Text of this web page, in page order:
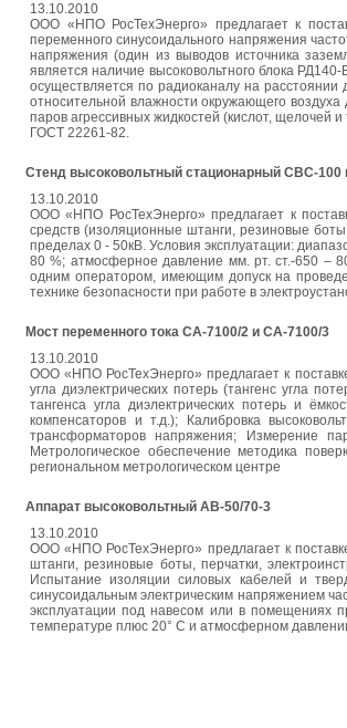
13.10.2010
ООО «НПО РосТехЭнерго» предлагает к
переменного синусоидального напряжения
напряжения (один из выводов источника
является наличие высоковольтного блока
осуществляется по радиоканалу на
относительной влажности окружающего
паров агрессивных жидкостей (кислот, щелочей
ГОСТ 22261-82.
Стенд высоковольтный стационарный СВС-
13.10.2010
ООО «НПО РосТехЭнерго» предлагает к
средств (изоляционные штанги, резиновые
пределах 0 - 50кВ. Условия эксплуатации:
80 %; атмосферное давление мм. рт. ст.-650 –
одним оператором, имеющим допуск на
технике безопасности при работе в
Мост переменного тока СА-7100/2 и СА-7100/3
13.10.2010
ООО «НПО РосТехЭнерго» предлагает к
угла диэлектрических потерь (тангенс угла
тангенса угла диэлектрических потерь и
компенсаторов и т.д.); Калибровка
трансформаторов напряжения; Измерение
Метрологическое обеспечение методика
региональном метрологическом центре
Аппарат высоковольтный АВ-50/70-3
13.10.2010
ООО «НПО РосТехЭнерго» предлагает к
штанги, резиновые боты, перчатки,
Испытание изоляции силовых кабелей и
синусоидальным электрическим напряжением
эксплуатации под навесом или в помещениях
температуре плюс 20° С и атмосферном